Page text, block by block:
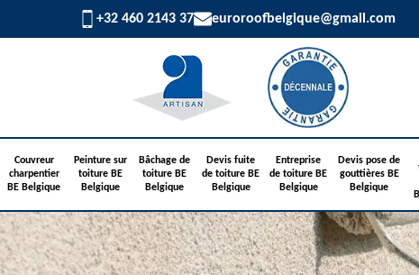
+32 460 2143 37 euroroofbelgique@gmail.com
Couvreur
charpentier
BE Belgique
Peinture sur
toiture BE
Belgique
Bâchage de
toiture BE
Belgique
Devis fuite
de toiture BE
Belgique
Entreprise
de toiture BE
Belgique
Devis pose de
gouttières BE
Belgique